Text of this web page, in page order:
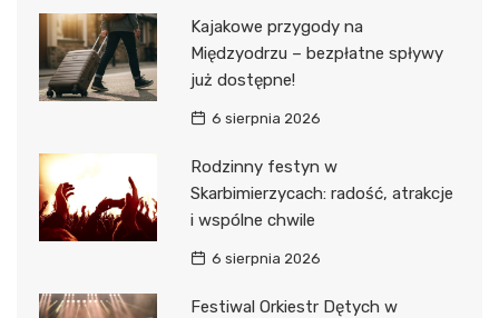
Kajakowe przygody na
Międzyodrzu – bezpłatne spływy
już dostępne!
6 sierpnia 2026
Rodzinny festyn w
Skarbimierzycach: radość, atrakcje
i wspólne chwile
6 sierpnia 2026
Festiwal Orkiestr Dętych w